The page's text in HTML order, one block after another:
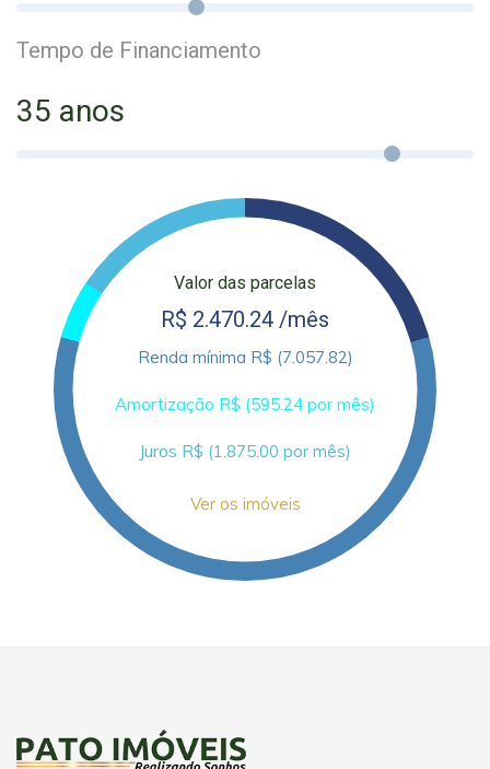
Tempo de Financiamento
35 anos
Valor das parcelas
R$ 2.470.24 /mês
Renda mínima R$ (7.057.82)
Amortização R$ (595.24 por mês)
Juros R$ (1.875.00 por mês)
Ver os imóveis